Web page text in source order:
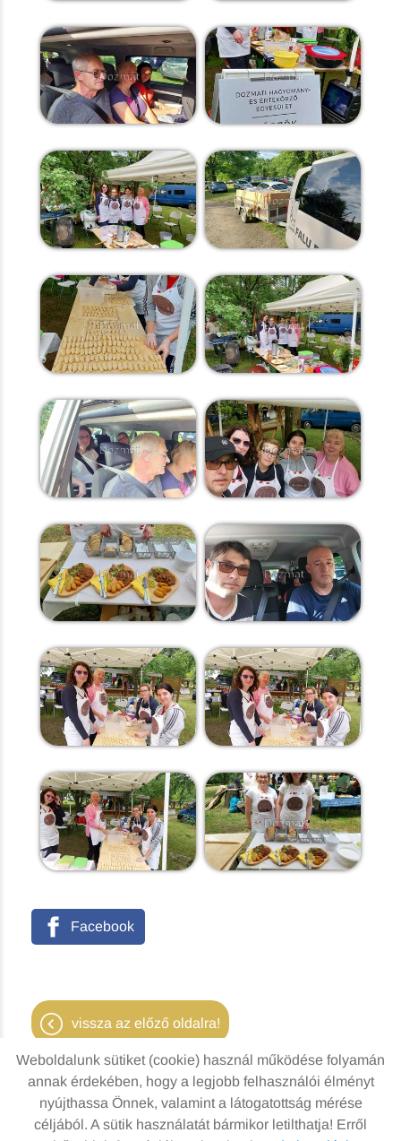
Facebook
vissza az előző oldalra!
Oldal információk Adatkezelési tájékoztató
Weboldalunk sütiket (cookie) használ működése folyamán
annak érdekében, hogy a legjobb felhasználói élményt
nyújthassa Önnek, valamint a látogatottság mérése
céljából. A sütik használatát bármikor letilthatja! Erről